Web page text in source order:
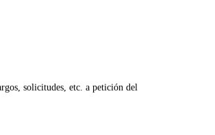
solicitudes, etc. a petición del